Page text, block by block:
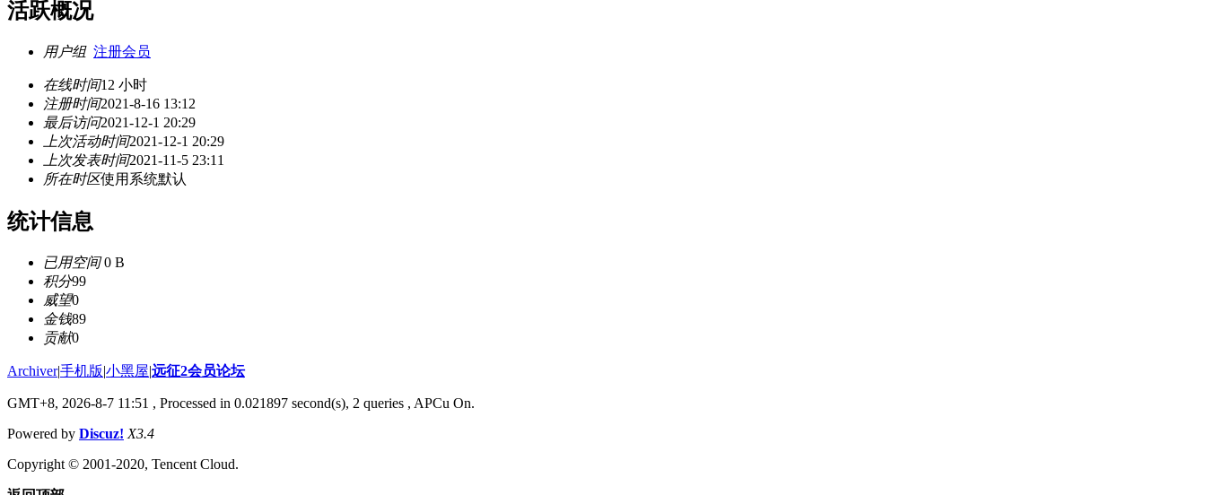
活跃概况
用户组 注册会员
在线时间12 小时
注册时间2021-8-16 13:12
最后访问2021-12-1 20:29
上次活动时间2021-12-1 20:29
上次发表时间2021-11-5 23:11
所在时区使用系统默认
统计信息
已用空间0 B
积分99
威望0
金钱89
贡献0
Archiver|手机版|小黑屋|远征2会员论坛
GMT+8, 2026-8-7 11:51 , Processed in 0.021897 second(s), 2 queries , APCu On.
Powered by Discuz! X3.4
Copyright © 2001-2020, Tencent Cloud.